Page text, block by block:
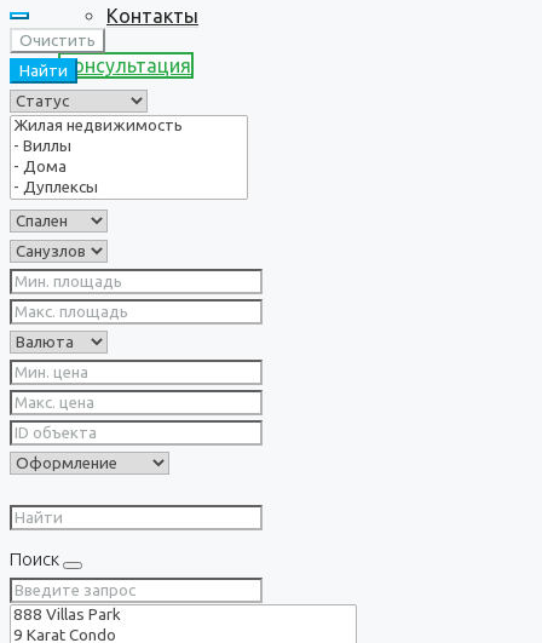
Контакты
Консультация
Очистить
Найти
Поиск